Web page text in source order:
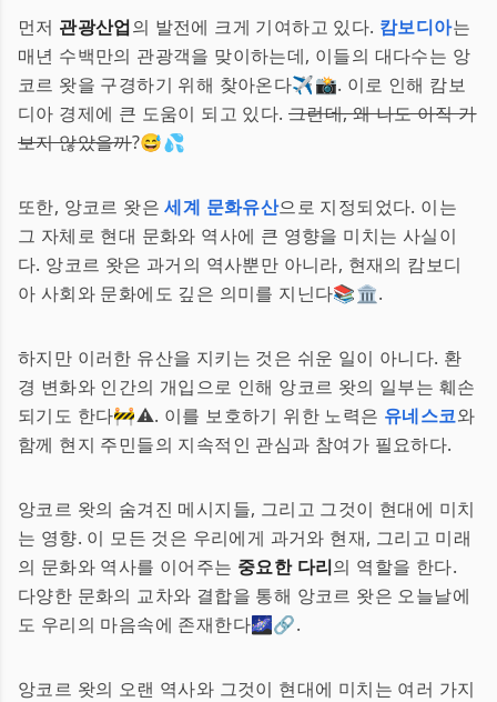
먼저 관광산업의 발전에 크게 기여하고 있다. 캄보디아는
매년 수백만의 관광객을 맞이하는데, 이들의 대다수는 앙
코르 왓을 구경하기 위해 찾아온다✈️📸. 이로 인해 캄보
디아 경제에 큰 도움이 되고 있다. 그런데, 왜 나도 아직 가
보지 않았을까?😅💦
또한, 앙코르 왓은세계 문화유산으로 지정되었다. 이는
그 자체로 현대 문화와 역사에 큰 영향을 미치는 사실이
다. 앙코르 왓은 과거의 역사뿐만 아니라, 현재의 캄보디
아 사회와 문화에도 깊은 의미를 지닌다📚🏛.
하지만 이러한 유산을 지키는 것은 쉬운 일이 아니다. 환
경 변화와 인간의 개입으로 인해 앙코르 왓의 일부는 훼손
되기도 한다🚧⚠️. 이를 보호하기 위한 노력은 유네스코와
함께 현지 주민들의 지속적인 관심과 참여가 필요하다.
앙코르 왓의 숨겨진 메시지들, 그리고 그것이 현대에 미치
는 영향. 이 모든 것은 우리에게 과거와 현재, 그리고 미래
의 문화와 역사를 이어주는 중요한 다리의 역할을 한다.
다양한 문화의 교차와 결합을 통해 앙코르 왓은 오늘날에
도 우리의 마음속에 존재한다🌌🔗.
앙코르 왓의 오랜 역사와 그것이 현대에 미치는 여러 가지